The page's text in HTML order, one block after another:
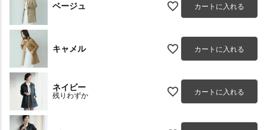
ベージュ カートに入れる
キャメル カートに入れる
ネイビー
残りわずか カートに入れる